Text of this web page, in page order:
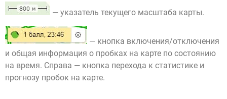
— указатель текущего масштаба карты.
— кнопка включения/отключения
и общая информация о пробках на карте по состоянию
на время. Справа — кнопка перехода к статистике и
прогнозу пробок на карте.